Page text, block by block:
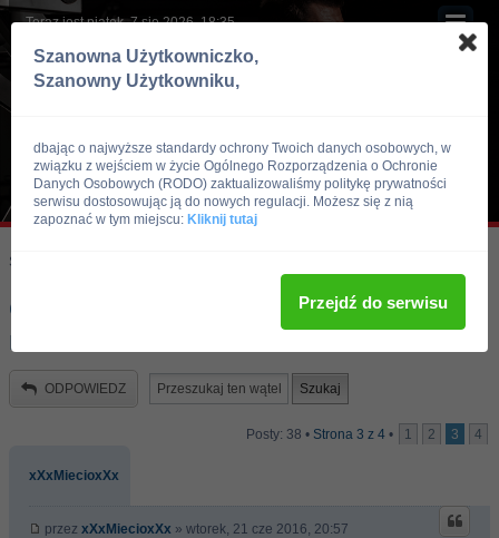
Teraz jest piątek, 7 sie 2026, 18:35
Skocz do:
Cwiczenia aerobowe w modzie czy tez
nie ?
ODPOWIEDZ
Posty: 38 • Strona 3 z 4 • 1 2 3 4
xXxMiecioxXx
przez xXxMiecioxXx » wtorek, 21 cze 2016, 20:57
Szanowna Użytkowniczko,
Szanowny Użytkowniku,
dbając o najwyższe standardy ochrony Twoich danych osobowych, w
związku z wejściem w życie Ogólnego Rozporządzenia o Ochronie
Danych Osobowych (RODO) zaktualizowaliśmy politykę prywatności
serwisu dostosowując ją do nowych regulacji. Możesz się z nią
zapoznać w tym miejscu: Kliknij tutaj
Przejdź do serwisu